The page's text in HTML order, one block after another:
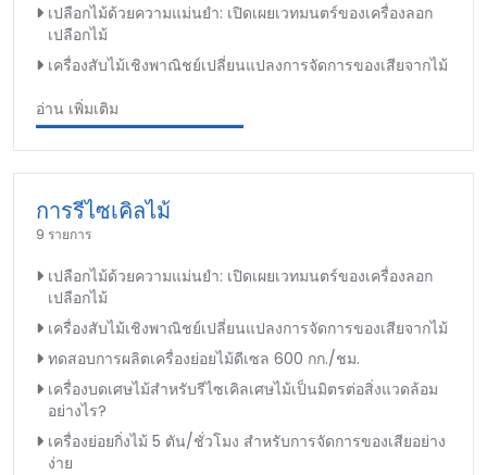
เปลือกไม้ด้วยความแม่นยำ: เปิดเผยเวทมนตร์ของเครื่องลอก
เปลือกไม้
เครื่องสับไม้เชิงพาณิชย์เปลี่ยนแปลงการจัดการของเสียจากไม้
อ่าน เพิ่มเติม
การรีไซเคิลไม้
9 รายการ
เปลือกไม้ด้วยความแม่นยำ: เปิดเผยเวทมนตร์ของเครื่องลอก
เปลือกไม้
เครื่องสับไม้เชิงพาณิชย์เปลี่ยนแปลงการจัดการของเสียจากไม้
ทดสอบการผลิตเครื่องย่อยไม้ดีเซล 600 กก./ชม.
เครื่องบดเศษไม้สำหรับรีไซเคิลเศษไม้เป็นมิตรต่อสิ่งแวดล้อม
อย่างไร?
เครื่องย่อยกิ่งไม้ 5 ตัน/ชั่วโมง สำหรับการจัดการของเสียอย่าง
ง่าย